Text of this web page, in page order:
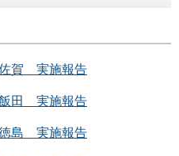
佐賀 実施報告
飯田 実施報告
徳島 実施報告